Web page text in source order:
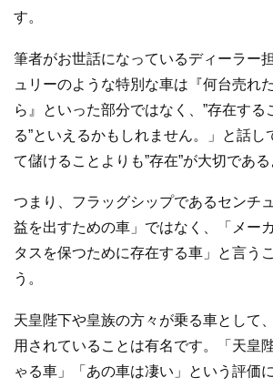
す。
筆者がお世話になっているディーラー
ュリーのような特別な車は『何台売れ
ら』といった部分ではなく、”存在する
る”といえるかもしれません。」と話し
て儲けることよりも”存在”が大切である
つまり、フラッグシップであるセンチ
益を出すための車」ではなく、「メー
タスを保つために存在する車」と言う
う。
天皇陛下や皇族の方々が乗る車として
用されていることは有名です。「天皇
ゃる車」「あの車は凄い」という評価